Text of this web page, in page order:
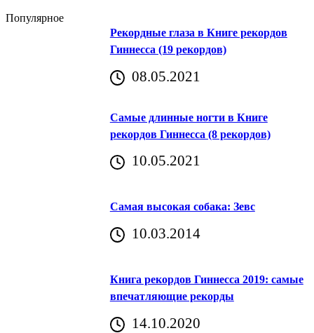
Популярное
Рекордные глаза в Книге рекордов
Гиннесса (19 рекордов)
08.05.2021
Самые длинные ногти в Книге
рекордов Гиннесса (8 рекордов)
10.05.2021
Самая высокая собака: Зевс
10.03.2014
Книга рекордов Гиннесса 2019: самые
впечатляющие рекорды
14.10.2020